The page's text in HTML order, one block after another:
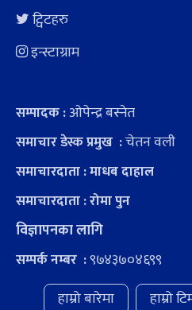
ट्विटहरु
इन्स्टाग्राम
सम्पादक :ओपेन्द्र बस्नेत
समाचार डेस्क प्रमुख :चेतन वली
समाचारदाता : माधब दाहाल
समाचारदाता : रोमा पुन
विज्ञापनका लागि
सम्पर्क नम्बर :९७४३७०४६९९
हाम्रो बारेमा
हाम्रो